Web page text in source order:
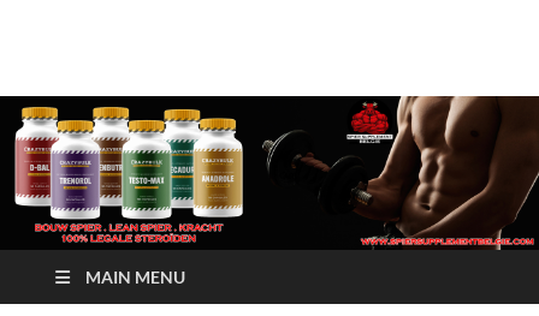
Crazy Bulk Belgium |
Koop Crazy Bulk
Legale Steroïden in
België
MAIN MENU